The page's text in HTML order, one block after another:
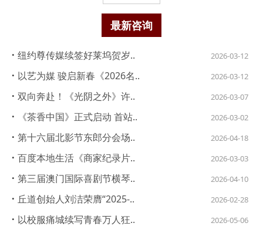
最新咨询
· 纽约尊传媒续签好莱坞贺岁.. 2026-03-12
· 以艺为媒 骏启新春《2026名.. 2026-03-12
· 双向奔赴！《光阴之外》许.. 2026-03-07
· 《茶香中国》正式启动 首站.. 2026-03-02
· 第十六届北影节东郎分会场.. 2026-04-18
· 百度本地生活《商家纪录片.. 2026-03-03
· 第三届澳门国际喜剧节横琴.. 2026-04-10
· 丘道创始人刘洁荣膺“2025-.. 2026-02-28
· 以校服痛城续写青春万人狂.. 2026-05-06